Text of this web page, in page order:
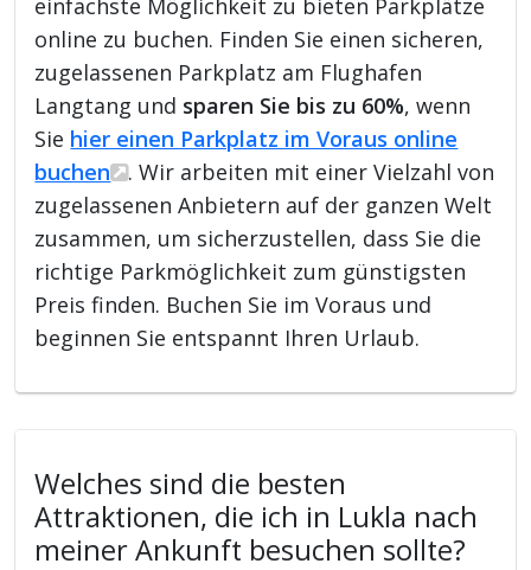
online zu buchen. Finden Sie einen sicheren,
zugelassenen Parkplatz am Flughafen
Langtang und sparen Sie bis zu 60%, wenn
Sie hier einen Parkplatz im Voraus online
buchen
. Wir arbeiten mit einer Vielzahl von
zugelassenen Anbietern auf der ganzen Welt
zusammen, um sicherzustellen, dass Sie die
richtige Parkmöglichkeit zum günstigsten
Preis finden. Buchen Sie im Voraus und
beginnen Sie entspannt Ihren Urlaub.
Welches sind die besten
Attraktionen, die ich in Lukla nach
meiner Ankunft besuchen sollte?